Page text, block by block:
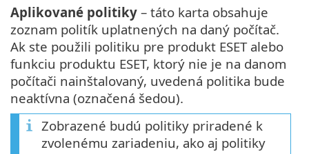
Aplikované politiky – táto karta obsahuje
zoznam politík uplatnených na daný počítač.
Ak ste použili politiku pre produkt ESET alebo
funkciu produktu ESET, ktorý nie je na danom
počítači nainštalovaný, uvedená politika bude
neaktívna (označená šedou).
Zobrazené budú politiky priradené k
zvolenému zariadeniu, ako aj politiky